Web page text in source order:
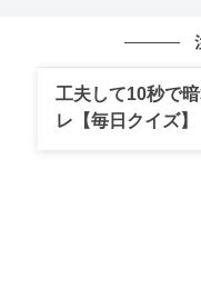
このようにして、答
工夫して10秒で
レ【毎日クイズ】